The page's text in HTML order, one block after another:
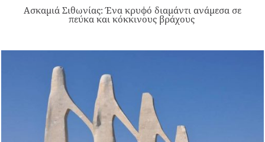
Ασκαμιά Σιθωνίας: Ένα κρυφό διαμάντι ανάμεσα σε
πεύκα και κόκκινους βράχους